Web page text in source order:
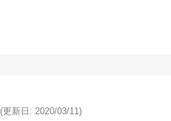
(更新日: 2020/03/11)